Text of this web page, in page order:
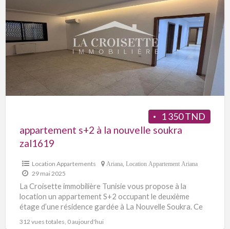
1 350 TND
appartement s+2 à la nouvelle soukra
zal1619
Location Appartements Ariana, Location Appartement Ariana
29 mai 2025
La Croisette immobilière Tunisie vous propose à la
location un appartement S+2 occupant le deuxième
étage d’une résidence gardée à La Nouvelle Soukra. Ce
312 vues totales, 0 aujourd'hui